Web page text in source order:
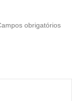
obrigatórios